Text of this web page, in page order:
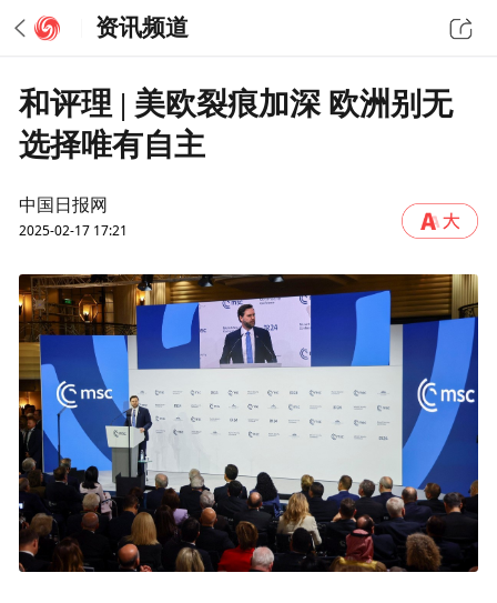
资讯频道
和评理 | 美欧裂痕加深 欧洲别无
选择唯有自主
中国日报网
2025-02-17 17:21